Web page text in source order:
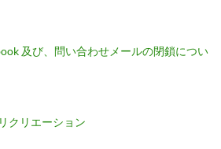
及び、問い合わせメールの閉鎖につい
クリエーション